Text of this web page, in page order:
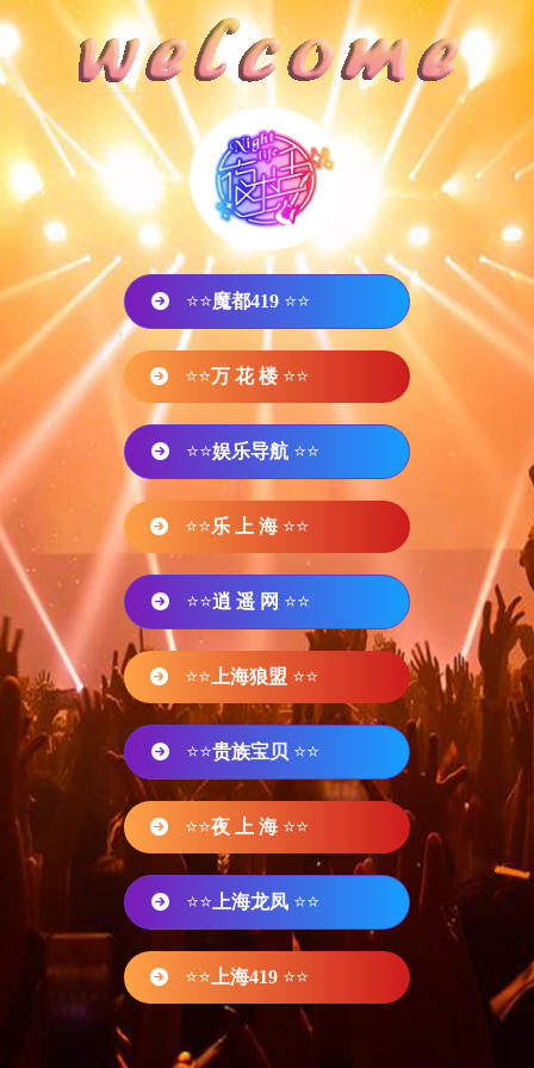
⭐⭐魔都419 ⭐⭐
⭐⭐万 花 楼 ⭐⭐
⭐⭐娱乐导航 ⭐⭐
⭐⭐乐 上 海 ⭐⭐
⭐⭐逍 遥 网 ⭐⭐
⭐⭐ 上海狼盟 ⭐⭐
⭐⭐贵族宝贝 ⭐⭐
⭐⭐夜 上 海 ⭐⭐
⭐⭐ 上海龙凤 ⭐⭐
⭐⭐ 上海419 ⭐⭐